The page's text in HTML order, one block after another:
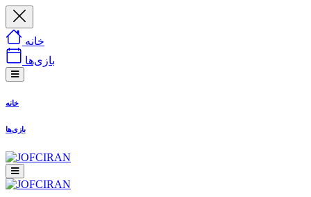
خانه
بازی‌ها
خانه
بازی‌ها